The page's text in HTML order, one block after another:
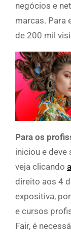
negócios e
marcas. Para
de 200 mil
Para os
iniciou e deve
veja clicando
direito aos 4
expositiva,
e cursos
Fair, é